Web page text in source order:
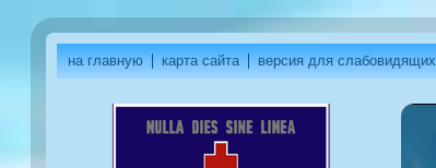
на главную карта сайта версия для слабовидящих